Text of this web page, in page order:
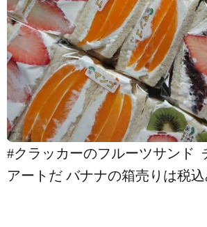
#クラッカーのフルーツサンド
アートだ バナナの箱売りは税込